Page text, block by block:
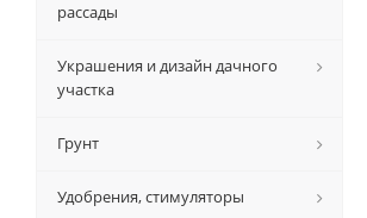
рассады
Украшения и дизайн дачного
участка
Грунт
Удобрения, стимуляторы